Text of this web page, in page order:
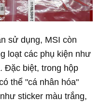
sử dụng, MSI còn
loạt các phụ kiện như
Đặc biệt, trong hộp
thể "cá nhân hóa"
sticker màu trắng,